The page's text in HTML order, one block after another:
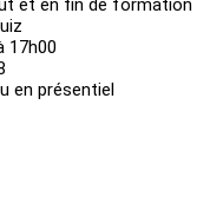
et en fin de formation
17h00
en présentiel